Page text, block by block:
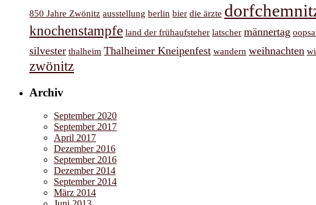
850 Jahre Zwönitz ausstellung berlin bier die ärzte
knochenstampfe land der frühaufsteher latscher männertag
silvester thalheim Thalheimer Kneipenfest wandern weihnachten
zwönitz
Archiv
September 2020
September 2017
April 2017
Dezember 2016
September 2016
Dezember 2014
September 2014
März 2014